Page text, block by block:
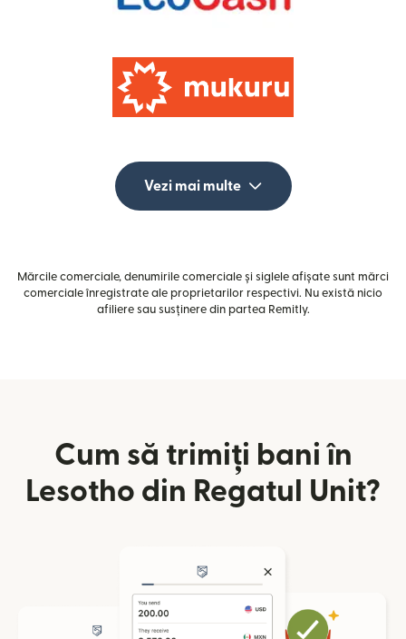
Vezi mai multe
Mărcile comerciale, denumirile comerciale și siglele afișate sunt mărci
comerciale înregistrate ale proprietarilor respectivi. Nu există nicio
afiliere sau susținere din partea Remitly.
Cum să trimiți bani în
Lesotho din Regatul Unit?